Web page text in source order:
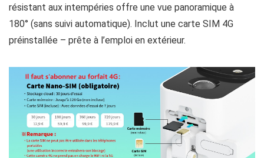
résistant aux intempéries offre une vue panoramique à
180° (sans suivi automatique). Inclut une carte SIM 4G
préinstallée – prête à l’emploi en extérieur.